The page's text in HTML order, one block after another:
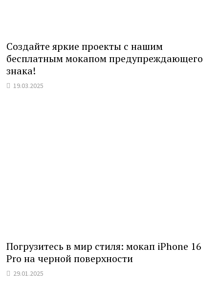
Создайте яркие проекты с нашим
бесплатным мокапом предупреждающего
знака!
19.03.2025
Погрузитесь в мир стиля: мокап iPhone 16
Pro на черной поверхности
29.01.2025